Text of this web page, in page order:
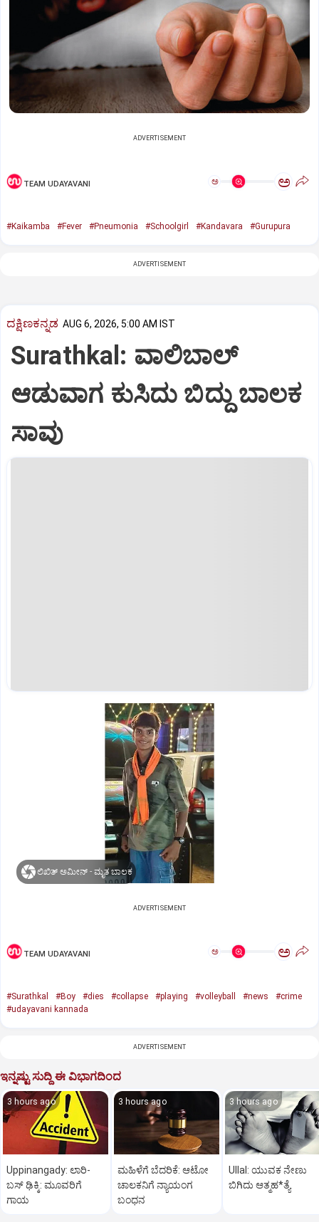
ADVERTISEMENT
TEAM UDAYAVANI ಅ ಅ
#Kaikamba #Fever #Pneumonia #Schoolgirl #Kandavara #Gurupura
ADVERTISEMENT
ದಕ್ಷಿಣಕನ್ನಡ AUG 6, 2026, 5:00 AM IST
Surathkal: ವಾಲಿಬಾಲ್
ಆಡುವಾಗ ಕುಸಿದು ಬಿದ್ದು ಬಾಲಕ
ಸಾವು
ಲಿಖಿತ್ ಅಮೀನ್ - ಮೃತ ಬಾಲಕ
ADVERTISEMENT
TEAM UDAYAVANI ಅ ಅ
#Surathkal #Boy #dies #collapse #playing #volleyball #news
#crime
#udayavani kannada
ADVERTISEMENT
ಇನ್ನಷ್ಟು ಸುದ್ದಿ ಈ ವಿಭಾಗದಿಂದ
3 hours ago
Uppinangady: ಲಾರಿ-
ಬಸ್‌ ಢಿಕ್ಕಿ: ಮೂವರಿಗೆ
ಗಾಯ
3 hours ago
ಮಹಿಳೆಗೆ ಬೆದರಿಕೆ: ಆಟೋ
ಚಾಲಕನಿಗೆ ನ್ಯಾಯಂಗ
ಬಂಧನ
3 hours ago
Ullal: ಯುವಕ ನೇಣು
ಬಿಗಿದು ಆತ್ಮಹ*ತ್ಯೆ